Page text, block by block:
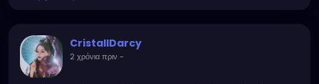
CristallDarcy
2 χρόνια πριν -